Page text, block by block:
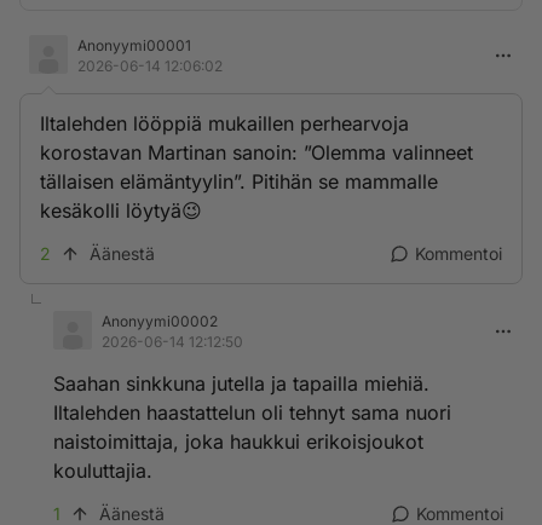
Anonyymi00001
2026-06-14 12:06:02
Iltalehden lööppiä mukaillen perhearvoja
korostavan Martinan sanoin: ”Olemma valinneet
tällaisen elämäntyylin”. Pitihän se mammalle
kesäkolli löytyä😉
2 Äänestä Kommentoi
Anonyymi00002
2026-06-14 12:12:50
Saahan sinkkuna jutella ja tapailla miehiä.
Iltalehden haastattelun oli tehnyt sama nuori
naistoimittaja, joka haukkui erikoisjoukot
kouluttajia.
1 Äänestä Kommentoi